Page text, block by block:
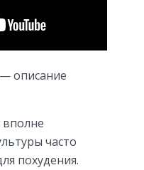
описание
часто
похудения.